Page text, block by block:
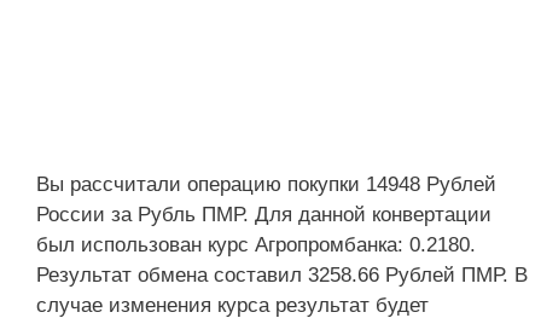
Вы рассчитали операцию покупки 14948 Рублей
России за Рубль ПМР. Для данной конвертации
был использован курс Агропромбанка: 0.2180.
Результат обмена составил 3258.66 Рублей ПМР. В
случае изменения курса результат будет